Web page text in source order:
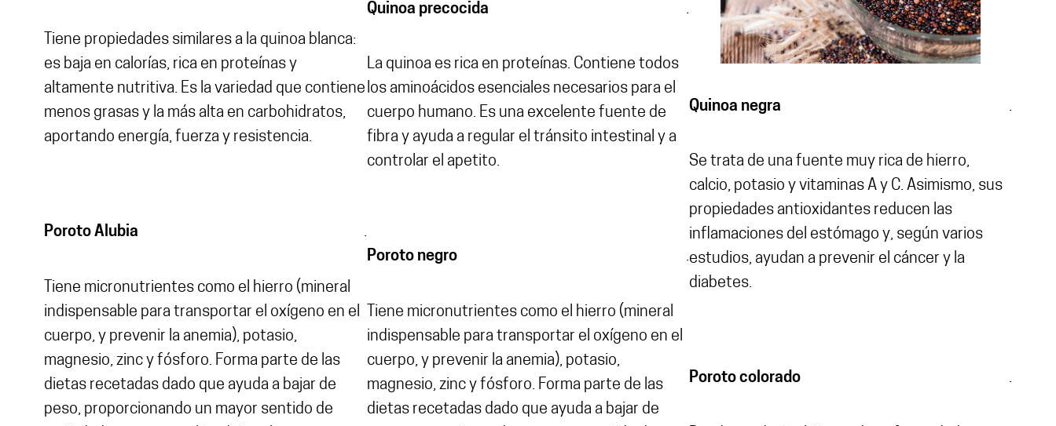
Tiene propiedades similares a la quinoa blanca:
es baja en calorías, rica en proteínas y
altamente nutritiva. Es la variedad que contiene
menos grasas y la más alta en carbohidratos,
aportando energía, fuerza y resistencia.
Poroto Alubia .
Tiene micronutrientes como el hierro (mineral
indispensable para transportar el oxígeno en el
cuerpo, y prevenir la anemia), potasio,
magnesio, zinc y fósforo. Forma parte de las
dietas recetadas dado que ayuda a bajar de
peso, proporcionando un mayor sentido de
Quinoa precocida .
La quinoa es rica en proteínas. Contiene todos
los aminoácidos esenciales necesarios para el
cuerpo humano. Es una excelente fuente de
fibra y ayuda a regular el tránsito intestinal y a
controlar el apetito.
Poroto negro .
Tiene micronutrientes como el hierro (mineral
indispensable para transportar el oxígeno en el
cuerpo, y prevenir la anemia), potasio,
magnesio, zinc y fósforo. Forma parte de las
dietas recetadas dado que ayuda a bajar de
Quinoa negra .
Se trata de una fuente muy rica de hierro,
calcio, potasio y vitaminas A y C. Asimismo, sus
propiedades antioxidantes reducen las
inflamaciones del estómago y, según varios
estudios, ayudan a prevenir el cáncer y la
diabetes.
Poroto colorado .